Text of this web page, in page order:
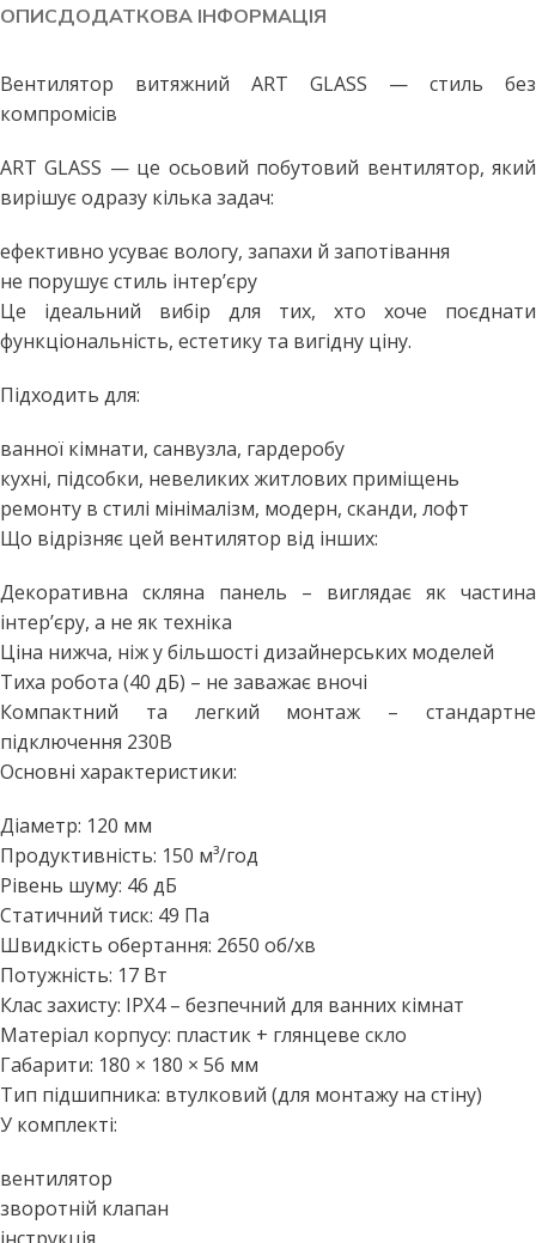
ОПИСДОДАТКОВА ІНФОРМАЦІЯ
Вентилятор витяжний ART GLASS — стиль без
компромісів
ART GLASS — це осьовий побутовий вентилятор, який
вирішує одразу кілька задач:
ефективно усуває вологу, запахи й запотівання
не порушує стиль інтер’єру
Це ідеальний вибір для тих, хто хоче поєднати
функціональність, естетику та вигідну ціну.
Підходить для:
ванної кімнати, санвузла, гардеробу
кухні, підсобки, невеликих житлових приміщень
ремонту в стилі мінімалізм, модерн, сканди, лофт
Що відрізняє цей вентилятор від інших:
Декоративна скляна панель – виглядає як частина
інтер’єру, а не як техніка
Ціна нижча, ніж у більшості дизайнерських моделей
Тиха робота (40 дБ) – не заважає вночі
Компактний та легкий монтаж – стандартне
підключення 230В
Основні характеристики:
Діаметр: 120 мм
Продуктивність: 150 м³/год
Рівень шуму: 46 дБ
Статичний тиск: 49 Па
Швидкість обертання: 2650 об/хв
Потужність: 17 Вт
Клас захисту: IPX4 – безпечний для ванних кімнат
Матеріал корпусу: пластик + глянцеве скло
Габарити: 180 × 180 × 56 мм
Тип підшипника: втулковий (для монтажу на стіну)
У комплекті:
вентилятор
зворотній клапан